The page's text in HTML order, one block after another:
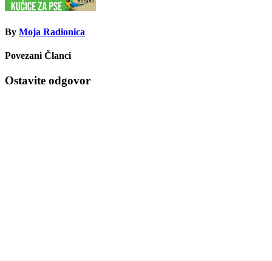
By Moja Radionica
Povezani Članci
Ostavite odgovor